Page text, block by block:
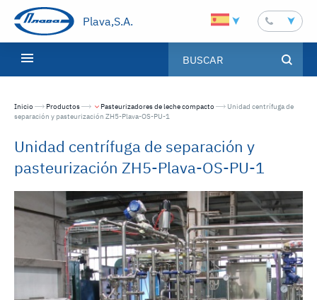
Plava,S.A.
Inicio Productos Pasteurizadores de leche compacto Текущая страница:
Unidad centrífuga de
separación y pasteurización ZH5-Plava-OS-PU-1
Unidad centrífuga de separación y
pasteurización ZH5-Plava-OS-PU-1